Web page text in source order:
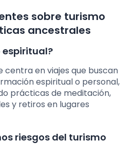
sobre turismo
ancestrales
espiritual?
centra en viajes que buscan
espiritual o personal,
prácticas de meditación,
y retiros en lugares
riesgos del turismo